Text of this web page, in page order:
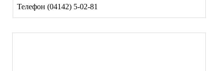
Телефон (04142) 5-02-81